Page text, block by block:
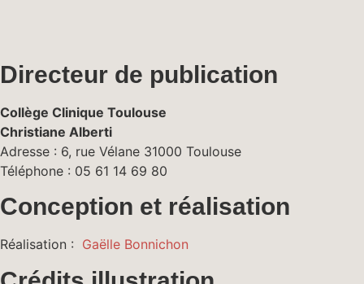
Directeur de publication
Col­lège Clin­ique Toulouse
Chris­tiane Alberti
Adresse : 6, rue Vélane 31000 Toulouse
Télé­phone : 05 61 14 69 80
Conception et réalisation
Réal­i­sa­tion : Gaëlle Bon­ni­chon